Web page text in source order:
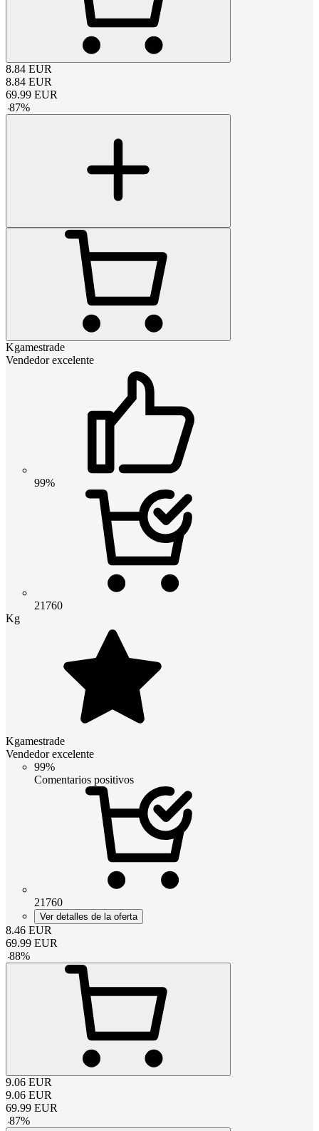
8.84 EUR
8.84 EUR
69.99 EUR
-87%
Kgamestrade
Vendedor excelente
99%
21760
Kg
Kgamestrade
Vendedor excelente
99%
Comentarios positivos
21760
Ver detalles de la oferta
8.46 EUR
69.99 EUR
-88%
9.06 EUR
9.06 EUR
69.99 EUR
-87%